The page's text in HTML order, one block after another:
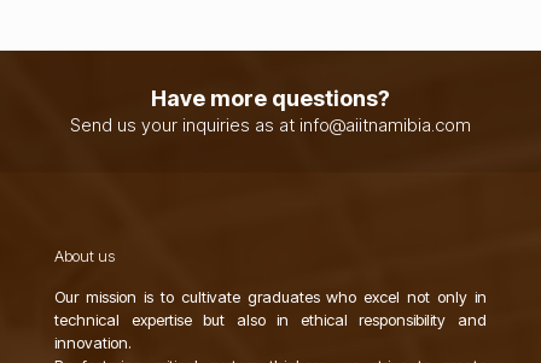
Have more questions?
Send us your inquiries as at info@aiitnamibia.com
About us
Our mission is to cultivate graduates who excel not only in
technical expertise but also in ethical responsibility and
innovation.